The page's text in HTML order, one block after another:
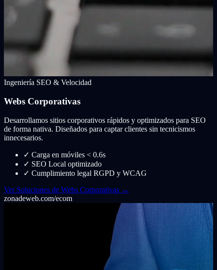
Ingeniería SEO & Velocidad
Webs Corporativas
Desarrollamos sitios corporativos rápidos y optimizados para SEO
de forma nativa. Diseñados para captar clientes sin tecnicismos
innecesarios.
✓ Carga en móviles < 0.6s
✓ SEO Local optimizado
✓ Cumplimiento legal RGPD y WCAG
Ver Soluciones de Webs Corporativas →
zonadeweb.com/ecom